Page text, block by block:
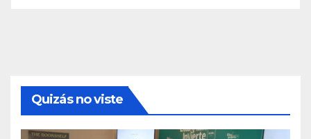
Quizás no viste